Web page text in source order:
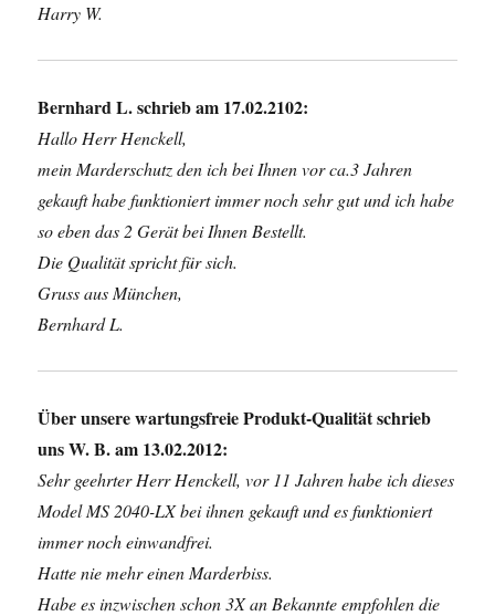
Harry W.
Bernhard L. schrieb am 17.02.2102:
Hallo Herr Henckell,
mein Marderschutz den ich bei Ihnen vor ca.3 Jahren
gekauft habe funktioniert immer noch sehr gut und ich habe
so eben das 2 Gerät bei Ihnen Bestellt.
Die Qualität spricht für sich.
Gruss aus München,
Bernhard L.
Über unsere wartungsfreie Produkt-Qualität schrieb
uns W. B. am 13.02.2012:
Sehr geehrter Herr Henckell, vor 11 Jahren habe ich dieses
Model MS 2040-LX bei ihnen gekauft und es funktioniert
immer noch einwandfrei.
Hatte nie mehr einen Marderbiss.
Habe es inzwischen schon 3X an Bekannte empfohlen die